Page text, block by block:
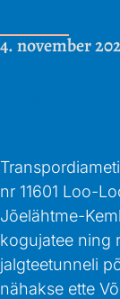
4. november
nr 11601 Loo-
Jõelähtme-
kogujatee ning
jalgteetunneli
nähakse ette